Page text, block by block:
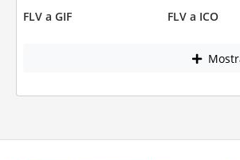
FLV a GIF FLV a ICO